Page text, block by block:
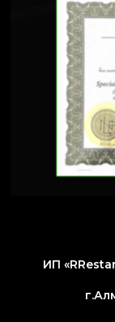
ИП